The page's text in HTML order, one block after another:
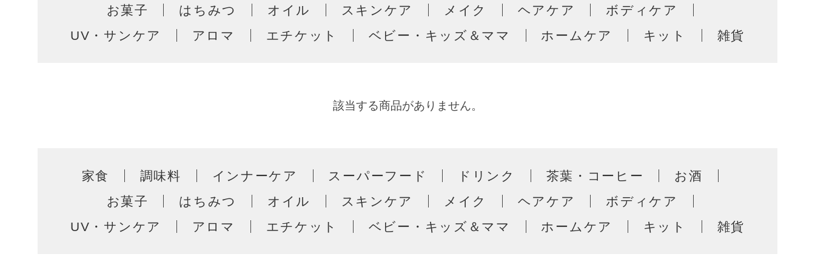
お菓子
はちみつ オイル スキンケア メイク ヘアケア
ボディケア
UV・サンケア
アロマ エチケット ベビー・キッズ＆ママ ホームケア キット 雑貨
該当する商品がありません。
家食 調味料 インナーケア スーパーフード ドリンク 茶葉・コーヒー
お酒
お菓子
はちみつ オイル スキンケア メイク ヘアケア
ボディケア
UV・サンケア
アロマ エチケット ベビー・キッズ＆ママ ホームケア キット 雑貨